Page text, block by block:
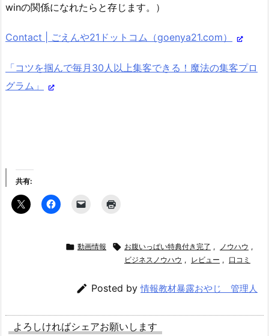
winの関係になれたらと存じます。）
Contact | ごえんや21ドットコム（goenya21.com）
「コツを掴んで毎月30人以上集客できる！魔法の集客プロ
グラム」
共有:
 動画情報  お腹いっぱい特典付き完了 , ノウハウ ,
ビジネスノウハウ , レビュー , 口コミ
 Posted by情報教材暴露おやじ 管理人
よろしければシェアお願いします